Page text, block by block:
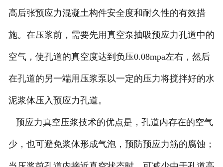
湖北公路钻孔设备
高后张预应力混凝土构件安全度和耐久性的有效措
施。在压浆前，需要先用真空泵抽吸预应力孔道中的
空气，使孔道的真空度达到负压0.08mpa左右，然后
在孔道的另一端用压浆泵以一定的压力将搅拌好的水
泥浆体压入预应力孔道。
预应力真空压浆技术的优点是，孔道内存在的空气
少，也可避免浆体形成气泡，预防预应力筋的腐蚀；